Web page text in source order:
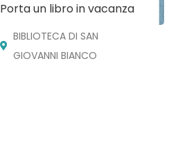
Porta un libro in vacanza
BIBLIOTECA DI SAN
GIOVANNI BIANCO